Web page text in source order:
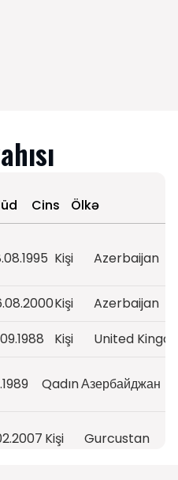
Cins Ölkə
Kişi Azerbaijan
Kişi
Azerbaijan
Kişi United
QadınАзербайджан
Kişi Gurcustan